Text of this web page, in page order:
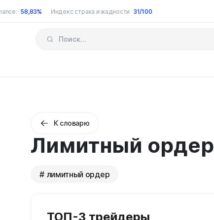
58,83% Индекс страха и жадности 31/100
К словарю
Лимитный ордер
лимитный ордер
ТОП-3 трейдеры